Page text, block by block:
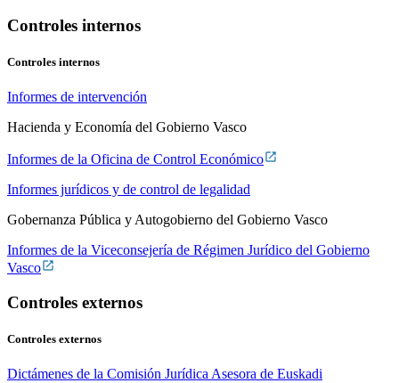
Controles internos
Controles internos
Informes de intervención
Hacienda y Economía del Gobierno Vasco
Informes de la Oficina de Control Económico
Informes jurídicos y de control de legalidad
Gobernanza Pública y Autogobierno del Gobierno Vasco
Informes de la Viceconsejería de Régimen Jurídico del Gobierno
Vasco
Controles externos
Controles externos
Dictámenes de la Comisión Jurídica Asesora de Euskadi